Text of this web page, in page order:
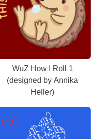
WuZ How I Roll 1
(designed by Annika
Heller)